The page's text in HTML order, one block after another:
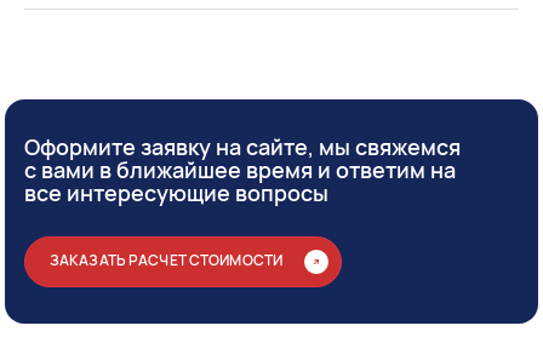
Оформите заявку на сайте, мы свяжемся
с вами в ближайшее время и ответим на
все интересующие вопросы
ЗАКАЗАТЬ РАСЧЕТ СТОИМОСТИ